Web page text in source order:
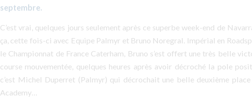
septembre.
C’est vrai, quelques jours seulement après ce superbe week-end de
ça, cette fois-ci avec Equipe Palmyr et Bruno Noregral. Impérial en
le Championnat de France Caterham, Bruno s’est offert une très belle
course mouvementée, quelques heures après avoir décroché la pole
c’est Michel Duperret (Palmyr) qui décrochait une belle deuxième
Academy…